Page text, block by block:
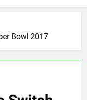
Bowl 2017